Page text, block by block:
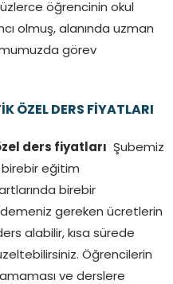
öğrencinin okul
olmuş, alanında uzman
görev
ÖZEL DERS FİYATLARI
ders fiyatları Şubemiz
eğitim
birebir
gereken ücretlerin
alabilir, kısa sürede
Öğrencilerin
ve derslere